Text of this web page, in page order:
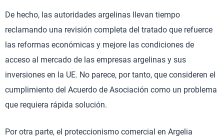
De hecho, las autoridades argelinas llevan tiempo
reclamando una revisión completa del tratado que refuerce
las reformas económicas y mejore las condiciones de
acceso al mercado de las empresas argelinas y sus
inversiones en la UE. No parece, por tanto, que consideren el
cumplimiento del Acuerdo de Asociación como un problema
que requiera rápida solución.
Por otra parte, el proteccionismo comercial en Argelia